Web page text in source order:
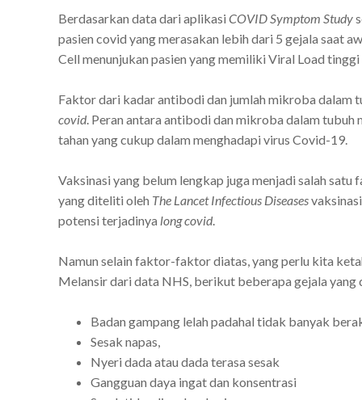
Berdasarkan data dari aplikasi COVID Symptom Study
pasien covid yang merasakan lebih dari 5 gejala saat
Cell menunjukan pasien yang memiliki Viral Load
Faktor dari kadar antibodi dan jumlah mikroba dalam
covid. Peran antara antibodi dan mikroba dalam
tahan yang cukup dalam menghadapi virus Covid-19.
Vaksinasi yang belum lengkap juga menjadi salah
yang diteliti oleh The Lancet Infectious Diseases
potensi terjadinya long covid.
Namun selain faktor-faktor diatas, yang perlu kita
Melansir dari data NHS, berikut beberapa gejala
Badan gampang lelah padahal tidak banyak
Sesak napas,
Nyeri dada atau dada terasa sesak
Gangguan daya ingat dan konsentrasi